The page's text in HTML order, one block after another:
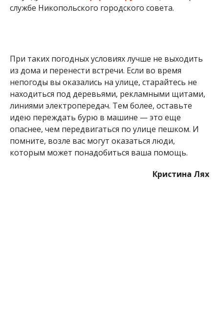
службе Никопольского городского совета.
При таких погодных условиях лучше не выходить
из дома и перенести встречи. Если во время
непогоды вы оказались на улице, старайтесь не
находиться под деревьями, рекламными щитами,
линиями электропередач. Тем более, оставьте
идею переждать бурю в машине — это еще
опаснее, чем передвигаться по улице пешком. И
помните, возле вас могут оказаться люди,
которым может понадобиться ваша помощь.
Кристина Лях